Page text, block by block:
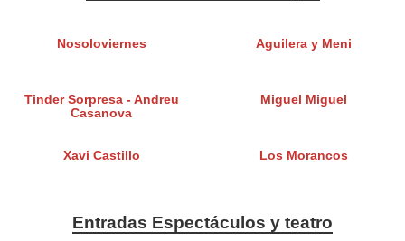
Nosoloviernes Aguilera y Meni
Tinder Sorpresa - Andreu
Casanova
Miguel Miguel
Xavi Castillo Los Morancos
Entradas Espectáculos y teatro